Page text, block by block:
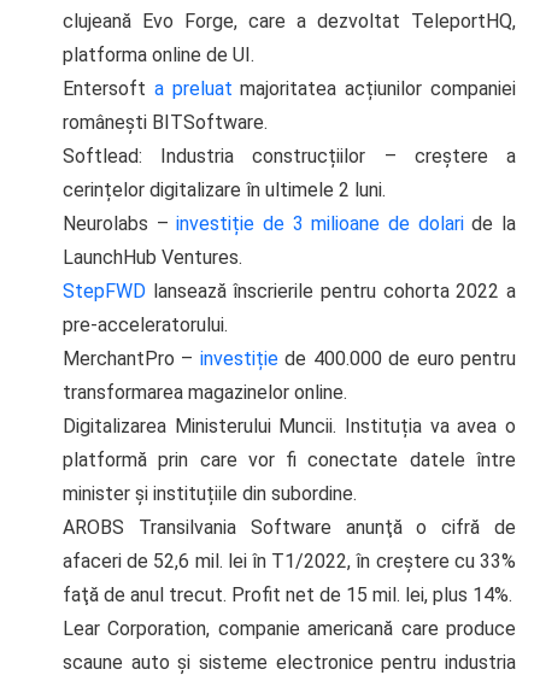
clujeană Evo Forge, care a dezvoltat TeleportHQ,
platforma online de UI.
Entersoft a preluat majoritatea acțiunilor companiei
românești BITSoftware.
Softlead: Industria construcțiilor – creștere a
cerințelor digitalizare în ultimele 2 luni.
Neurolabs –investiție de 3 milioane de dolaride la
LaunchHub Ventures.
StepFWD lansează înscrierile pentru cohorta 2022 a
pre-acceleratorului.
MerchantPro – investițiede 400.000 de euro pentru
transformarea magazinelor online.
Digitalizarea Ministerului Muncii. Instituția va avea o
platformă prin care vor fi conectate datele între
minister și instituțiile din subordine.
AROBS Transilvania Software anunţă o cifră de
afaceri de 52,6 mil. lei în T1/2022, în creştere cu 33%
faţă de anul trecut. Profit net de 15 mil. lei, plus 14%.
Lear Corporation, companie americană care produce
scaune auto şi sisteme electronice pentru industria